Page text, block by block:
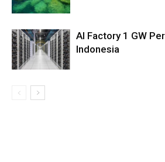
AI Factory 1 GW
Indonesia